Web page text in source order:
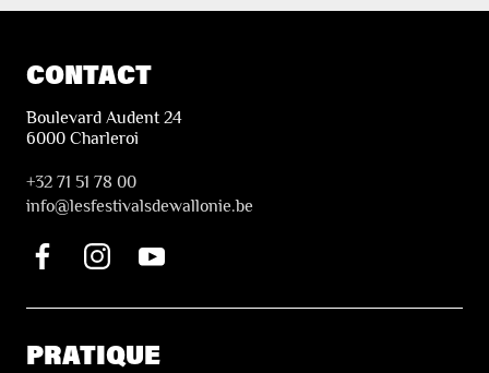
CONTACT
Boulevard Audent 24
6000 Charleroi
+32 71 51 78 00
info@lesfestivalsdewallonie.be
PRATIQUE